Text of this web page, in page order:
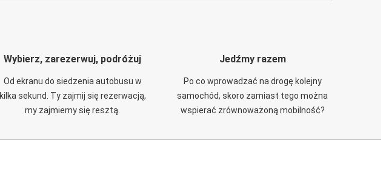
Wybierz, zarezerwuj, podróżuj
Od ekranu do siedzenia autobusu w
kilka sekund. Ty zajmij się rezerwacją,
my zajmiemy się resztą.
Jedźmy razem
Po co wprowadzać na drogę kolejny
samochód, skoro zamiast tego można
wspierać zrównoważoną mobilność?